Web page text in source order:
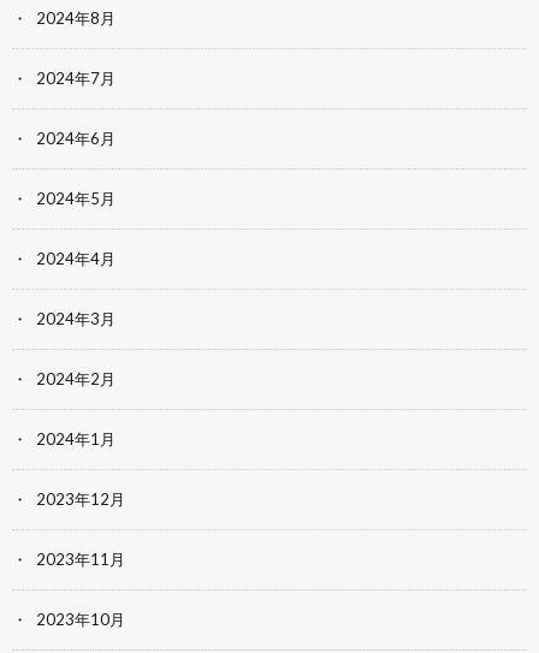
2024年8月
2024年7月
2024年6月
2024年5月
2024年4月
2024年3月
2024年2月
2024年1月
2023年12月
2023年11月
2023年10月